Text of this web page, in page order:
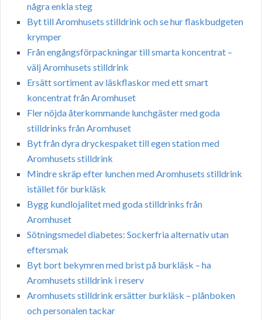
några enkla steg
Byt till Aromhusets stilldrink och se hur flaskbudgeten
krymper
Från engångsförpackningar till smarta koncentrat –
välj Aromhusets stilldrink
Ersätt sortiment av läskflaskor med ett smart
koncentrat från Aromhuset
Fler nöjda återkommande lunchgäster med goda
stilldrinks från Aromhuset
Byt från dyra dryckespaket till egen station med
Aromhusets stilldrink
Mindre skräp efter lunchen med Aromhusets stilldrink
istället för burkläsk
Bygg kundlojalitet med goda stilldrinks från
Aromhuset
Sötningsmedel diabetes: Sockerfria alternativ utan
eftersmak
Byt bort bekymren med brist på burkläsk – ha
Aromhusets stilldrink i reserv
Aromhusets stilldrink ersätter burkläsk – plånboken
och personalen tackar